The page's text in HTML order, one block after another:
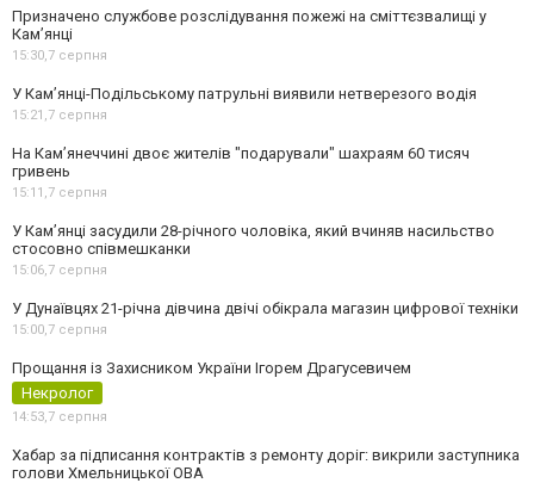
Призначено службове розслідування пожежі на сміттєзвалищі у
Кам’янці
15:30,7 серпня
У Кам’янці-Подільському патрульні виявили нетверезого водія
15:21,7 серпня
На Камʼянеччині двоє жителів "подарували" шахраям 60 тисяч
гривень
15:11,7 серпня
У Камʼянці засудили 28-річного чоловіка, який вчиняв насильство
стосовно співмешканки
15:06,7 серпня
У Дунаївцях 21-річна дівчина двічі обікрала магазин цифрової техніки
15:00,7 серпня
Прощання із Захисником України Ігорем Драгусевичем
Некролог
14:53,7 серпня
Хабар за підписання контрактів з ремонту доріг: викрили заступника
голови Хмельницької ОВА